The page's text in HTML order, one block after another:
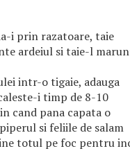
i prin razatoare, taie
ardeiul si taie-l
intr-o tigaie, adauga
i timp de 8-10
cand pana capata o
si feliile de salam
totul pe foc pentru